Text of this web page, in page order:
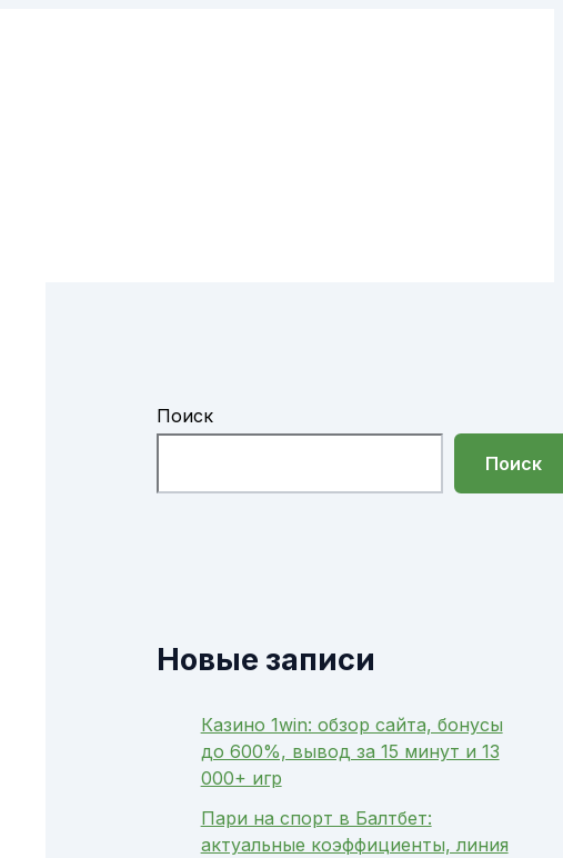
Поиск
Поиск
Новые записи
Казино 1win: обзор сайта, бонусы
до 600%, вывод за 15 минут и 13
000+ игр
Пари на спорт в Балтбет:
актуальные коэффициенты, линия